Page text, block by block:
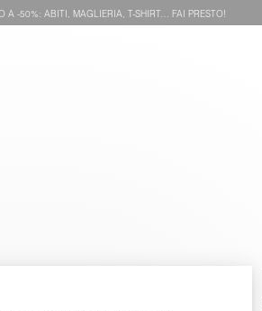
A -50%: ABITI, MAGLIERIA, T-SHIRT… FAI PRESTO!